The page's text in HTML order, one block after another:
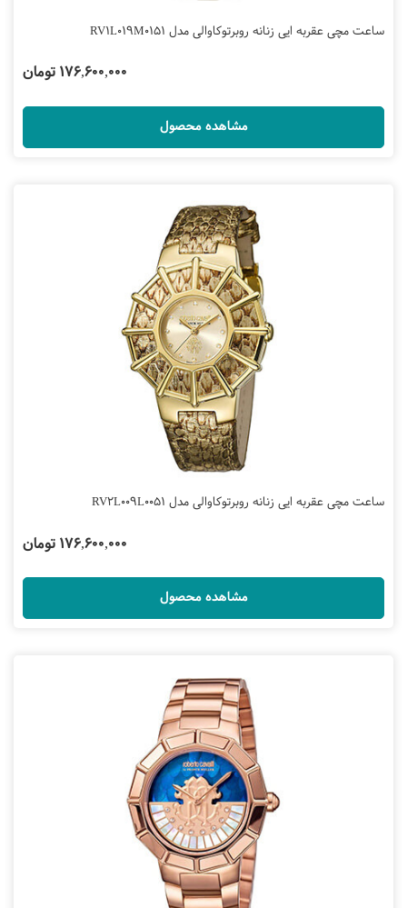
ساعت مچی عقربه ایی زنانه روبرتوکاوالی مدل RV1L019M0151
176,600,000 تومان
مشاهده محصول
ساعت مچی عقربه ایی زنانه روبرتوکاوالی مدل RV2L009L0051
176,600,000 تومان
مشاهده محصول